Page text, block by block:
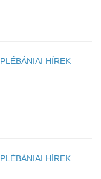
PLÉBÁNIAI HÍREK
PLÉBÁNIAI HÍREK